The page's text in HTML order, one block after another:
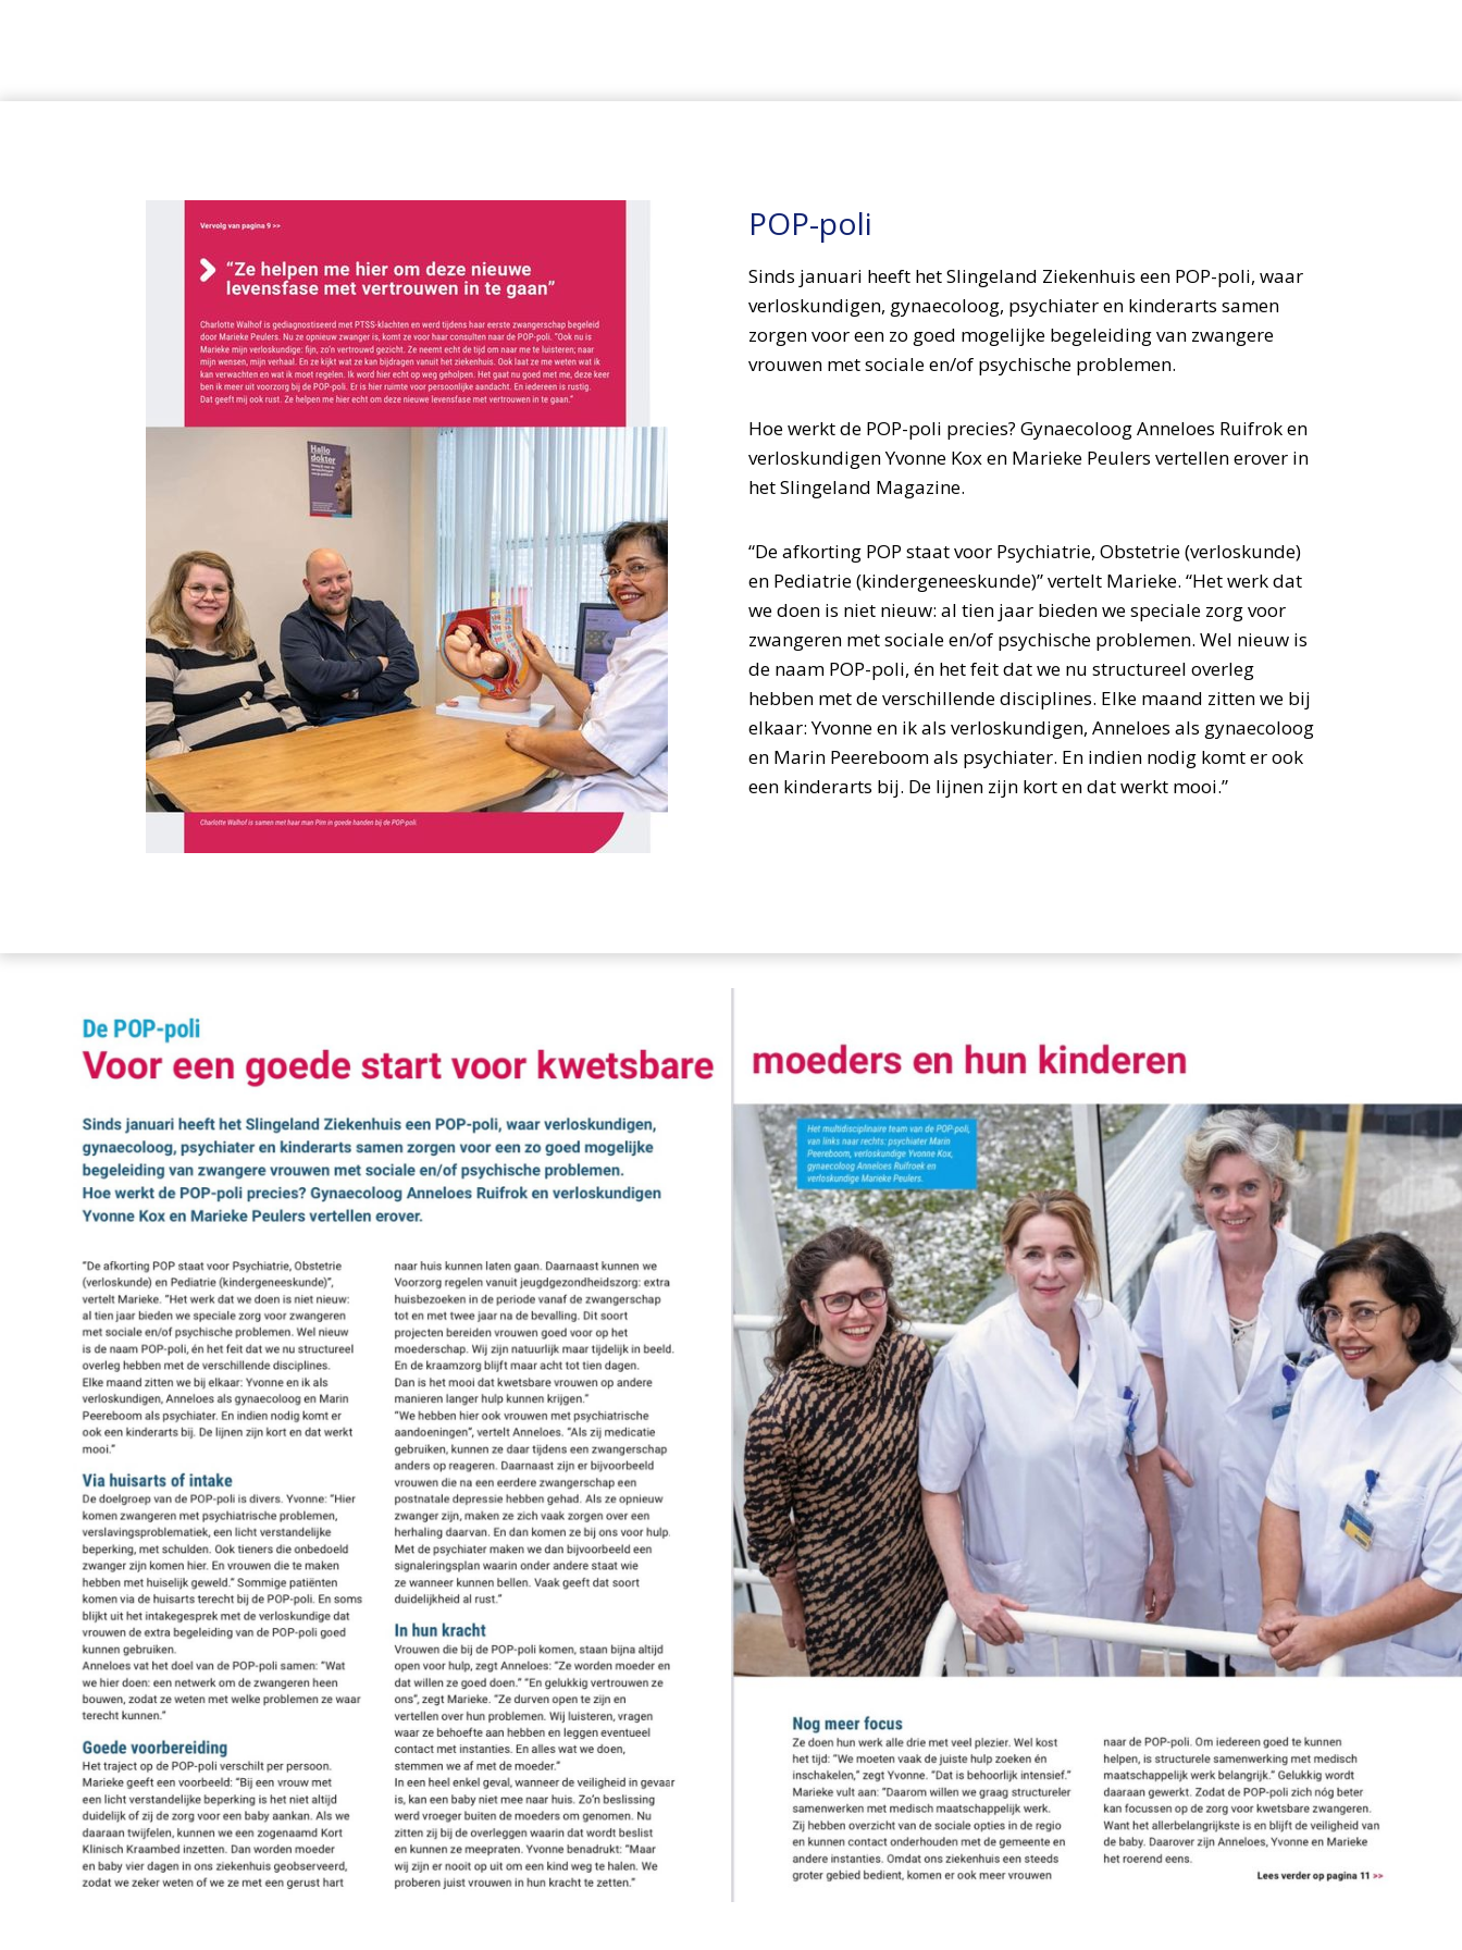
POP-poli
Sinds januari heeft het Slingeland Ziekenhuis een POP-poli, waar
verloskundigen, gynaecoloog, psychiater en kinderarts samen
zorgen voor een zo goed mogelijke begeleiding van zwangere
vrouwen met sociale en/of psychische problemen.
Hoe werkt de POP-poli precies? Gynaecoloog Anneloes Ruifrok en
verloskundigen Yvonne Kox en Marieke Peulers vertellen erover in
het Slingeland Magazine.
“Deafkorting POP staat voor Psychiatrie, Obstetrie (verloskunde)
en Pediatrie (kindergeneeskunde)” vertelt Marieke. “Het werk dat
we doen is niet nieuw: al tien jaar bieden we speciale zorg voor
zwangeren met sociale en/of psychische problemen. Wel nieuw is
de naam POP-poli, én het feit dat we nu structureel overleg
hebben met de verschillende disciplines. Elke maand zitten we bij
elkaar: Yvonne en ik als verloskundigen, Anneloes als gynaecoloog
en Marin Peereboom als psychiater. En indien nodig komt er ook
een kinderarts bij. De lijnen zijn kort en dat werkt mooi.”